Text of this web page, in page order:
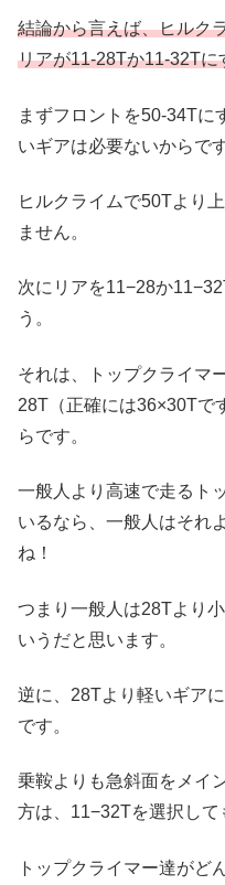
結論から言えば、ヒルク
リアが11-28Tか11-32Tに
まずフロントを50-34Tに
いギアは必要ないからです
ヒルクライムで50Tより
ません。
次にリアを11−28か
う。
それは、トップクライマ
28T（正確には36×30Tで
らです。
一般人より高速で走るト
いるなら、一般人はそれ
ね！
つまり一般人は28Tより
いうだと思います。
逆に、28Tより軽いギア
です。
乗鞍よりも急斜面をメイ
方は、11−32Tを選択して
トップクライマー達がど